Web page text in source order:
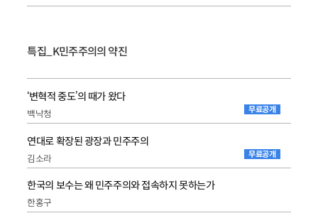
특집_K민주주의의 약진
‘변혁적 중도’의 때가 왔다
백낙청 무료공개
연대로 확장된 광장과 민주주의
김소라 무료공개
한국의 보수는 왜 민주주의와 접속하지 못하는가
한홍구